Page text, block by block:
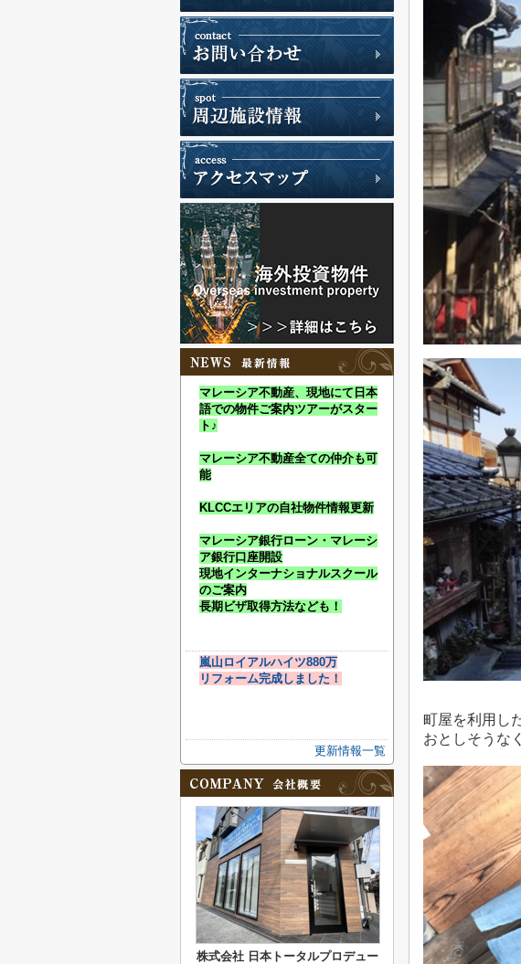
町屋を利用し
おとしそうな
マレーシア不動産、現地にて日本
語での物件ご案内ツアーがスター
ト♪
マレーシア不動産全ての仲介も可
能
KLCCエリアの自社物件情報更新
マレーシア銀行ローン・マレーシ
ア銀行口座開設
現地インターナショナルスクール
のご案内
長期ビザ取得方法なども！
嵐山ロイアルハイツ880万
リフォーム完成しました！
更新情報一覧
株式会社 日本トータルプロデュー